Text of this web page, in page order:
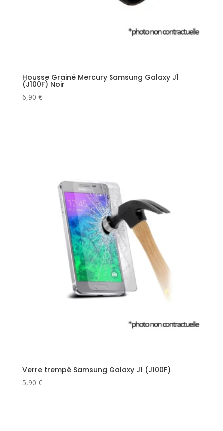
Housse Grainé Mercury Samsung Galaxy J1
(J100F) Noir
6,90 €
Verre trempé Samsung Galaxy J1 (J100F)
5,90 €